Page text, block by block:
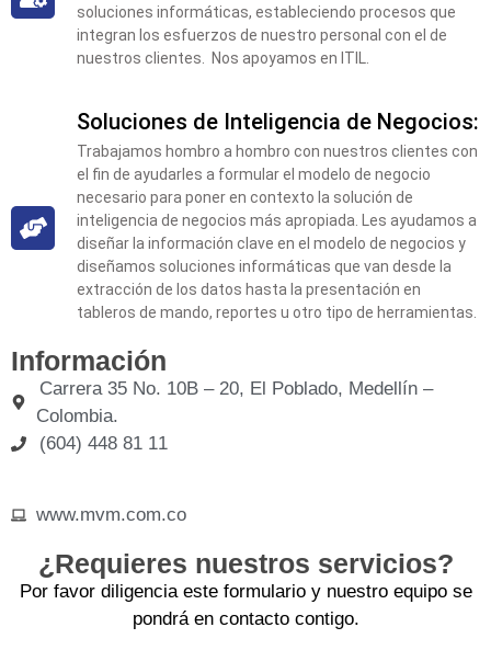
soluciones informáticas, estableciendo procesos que
integran los esfuerzos de nuestro personal con el de
nuestros clientes. Nos apoyamos en ITIL.
Soluciones de Inteligencia de Negocios:
Trabajamos hombro a hombro con nuestros clientes con
el fin de ayudarles a formular el modelo de negocio
necesario para poner en contexto la solución de
inteligencia de negocios más apropiada. Les ayudamos a
diseñar la información clave en el modelo de negocios y
diseñamos soluciones informáticas que van desde la
extracción de los datos hasta la presentación en
tableros de mando, reportes u otro tipo de herramientas.
Información
Carrera 35 No. 10B – 20, El Poblado, Medellín –
Colombia.
(604) 448 81 11
www.mvm.com.co
¿Requieres nuestros servicios?
Por favor diligencia este formulario y nuestro equipo se
pondrá en contacto contigo.